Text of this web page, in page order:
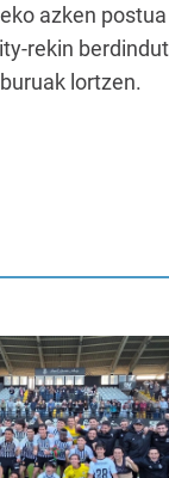
azken
rekin
lortzen.